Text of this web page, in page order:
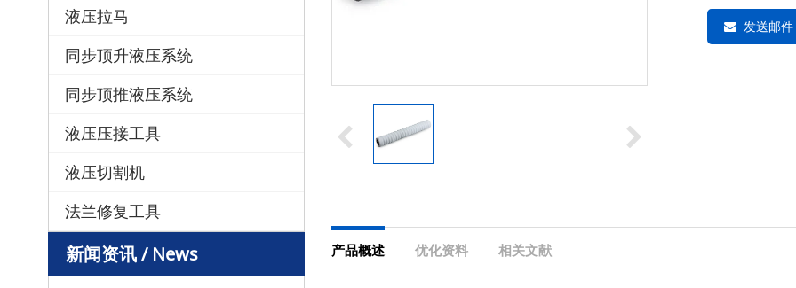
液压拉马
同步顶升液压系统
同步顶推液压系统
液压压接工具
液压切割机
法兰修复工具
新闻资讯 / News
发送邮件
产品概述 优化资料 相关文献